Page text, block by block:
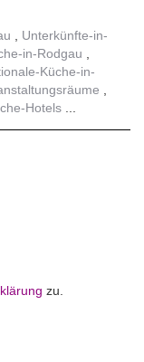
Unterkünfte-in-
in-Rodgau
Küche-in-
Hotels
zu.